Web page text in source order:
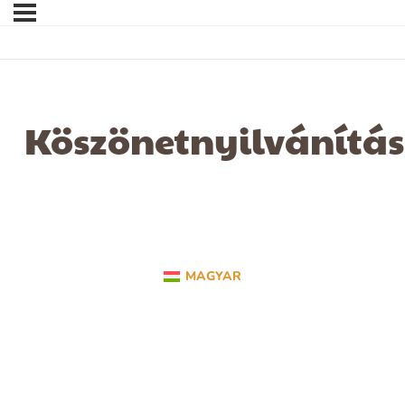
Köszönetnyilvánítás
MAGYAR